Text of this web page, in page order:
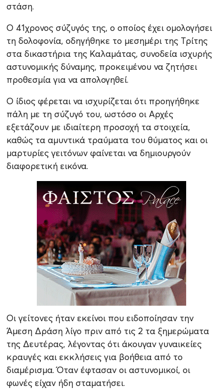
στάση.
Ο 41χρονος σύζυγός της, ο οποίος έχει ομολογήσει
τη δολοφονία, οδηγήθηκε το μεσημέρι της Τρίτης
στα δικαστήρια της Καλαμάτας, συνοδεία ισχυρής
αστυνομικής δύναμης, προκειμένου να ζητήσει
προθεσμία για να απολογηθεί.
Ο ίδιος φέρεται να ισχυρίζεται ότι προηγήθηκε
πάλη με τη σύζυγό του, ωστόσο οι Αρχές
εξετάζουν με ιδιαίτερη προσοχή τα στοιχεία,
καθώς τα αμυντικά τραύματα του θύματος και οι
μαρτυρίες γειτόνων φαίνεται να δημιουργούν
διαφορετική εικόνα.
Οι γείτονες ήταν εκείνοι που ειδοποίησαν την
Άμεση Δράση λίγο πριν από τις 2 τα ξημερώματα
της Δευτέρας, λέγοντας ότι άκουγαν γυναικείες
κραυγές και εκκλήσεις για βοήθεια από το
διαμέρισμα. Όταν έφτασαν οι αστυνομικοί, οι
φωνές είχαν ήδη σταματήσει.